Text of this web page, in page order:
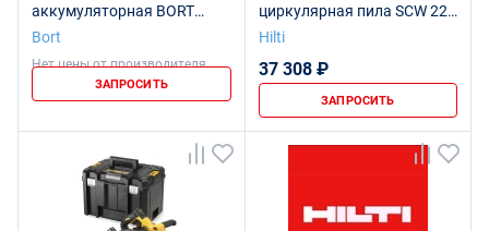
аккумуляторная BORT
BHK-20Li (без АКБ и ЗУ)
Bort
Нет цены от производителя
ЗАПРОСИТЬ
циркулярная пила SCW 22-
A чемодан
Hilti
37 308 ₽
ЗАПРОСИТЬ